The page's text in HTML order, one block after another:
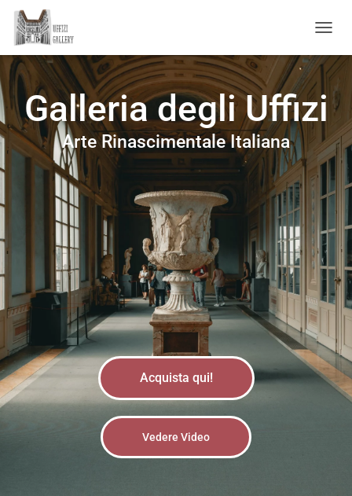
Galleria degli Uffizi
Arte Rinascimentale Italiana
Acquista qui!
Vedere Video